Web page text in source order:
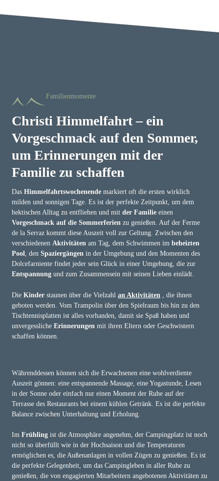
Familienmomente
Christi Himmelfahrt – ein
Vorgeschmack auf den Sommer,
um Erinnerungen mit der
Familie zu schaffen
Das Himmelfahrtswochenende markiert oft die ersten wirklich
milden und sonnigen Tage. Es ist der perfekte Zeitpunkt, um dem
hektischen Alltag zu entfliehen und mit der Familie einen
Vorgeschmack auf die Sommerferien zu genießen. Auf der Ferme
de la Serraz kommt diese Auszeit voll zur Geltung. Zwischen den
verschiedenen Aktivitäten am Tag, dem Schwimmen im beheizten
Pool , den Spaziergängen in der Umgebung und den Momenten des
Dolcefarniente findet jeder sein Glück in einer Umgebung, die zur
Entspannung und zum Zusammensein mit seinen Lieben einlädt.
Die Kinder staunen über die Vielzahl an Aktivitäten , die ihnen
geboten werden. Vom Trampolin über den Spielraum bis hin zu den
Tischtennisplatten ist alles vorhanden, damit sie Spaß haben und
unvergessliche Erinnerungen mit ihren Eltern oder Geschwistern
schaffen können.
Währenddessen können sich die Erwachsenen eine wohlverdiente
Auszeit gönnen: eine entspannende Massage, eine Yogastunde, Lesen
in der Sonne oder einfach nur einen Moment der Ruhe auf der
Terrasse des Restaurants bei einem kühlen Getränk. Es ist die perfekte
Balance zwischen Unterhaltung und Erholung.
Im Frühling ist die Atmosphäre angenehm, der Campingplatz ist noch
nicht so überfüllt wie in der Hochsaison und die Temperaturen
ermöglichen es, die Außenanlagen in vollen Zügen zu genießen. Es ist
die perfekte Gelegenheit, um das Campingleben in aller Ruhe zu
genießen, die von engagierten Mitarbeitern angebotenen Aktivitäten zu